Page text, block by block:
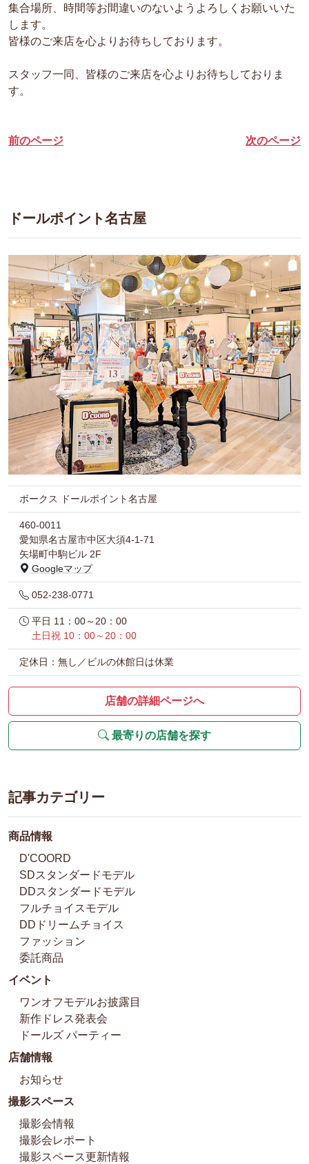
集合場所、時間等お間違いのないようよろしくお願いいた
します。
皆様のご来店を心よりお待ちしております。
スタッフ一同、皆様のご来店を心よりお待ちしておりま
す。
前のページ 次のページ
ドールポイント名古屋
ボークス ドールポイント名古屋
460-0011
愛知県名古屋市中区大須4-1-71
矢場町中駒ビル 2F
Googleマップ
052-238-0771
平日 11：00～20：00
土日祝 10：00～20：00
定休日：無し／ビルの休館日は休業
店舗の詳細ページへ
最寄りの店舗を探す
記事カテゴリー
商品情報
D'COORD
SDスタンダードモデル
DDスタンダードモデル
フルチョイスモデル
DDドリームチョイス
ファッション
委託商品
イベント
ワンオフモデルお披露目
新作ドレス発表会
ドールズ パーティー
店舗情報
お知らせ
撮影スペース
撮影会情報
撮影会レポート
撮影スペース更新情報